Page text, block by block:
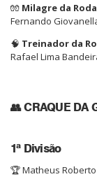
🧤 Milagre da
Fernando
🧠 Treinador da
Rafael Lima
👥 CRAQUE DA
1ª Divisão
🏆 Matheus